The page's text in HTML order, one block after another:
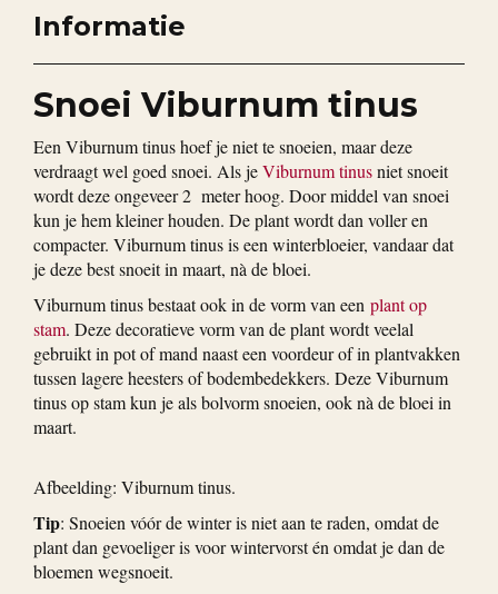
Informatie
Snoei Viburnum tinus
Een Viburnum tinus hoef je niet te snoeien, maar deze
verdraagt wel goed snoei. Als jeViburnum tinusniet snoeit
wordt deze ongeveer 2 meter hoog. Door middel van snoei
kun je hem kleiner houden. De plant wordt dan voller en
compacter. Viburnum tinus is een winterbloeier, vandaar dat
je deze best snoeit in maart, nà de bloei.
Viburnum tinus bestaat ook in de vorm van een plant op
stam. Deze decoratieve vorm van de plant wordt veelal
gebruikt in pot of mand naast een voordeur of in plantvakken
tussen lagere heesters of bodembedekkers. Deze Viburnum
tinus op stam kun je als bolvorm snoeien, ook nà de bloei in
maart.
Afbeelding: Viburnum tinus.
Tip: Snoeien vóór de winter is niet aan te raden, omdat de
plant dan gevoeliger is voor wintervorst én omdat je dan de
bloemen wegsnoeit.